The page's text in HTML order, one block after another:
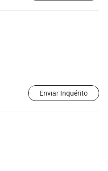
Enviar Inquérito